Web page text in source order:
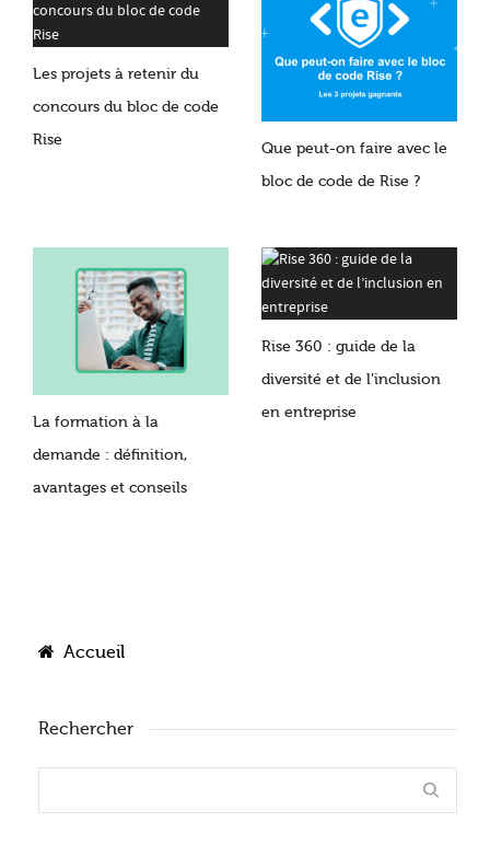
Les projets à retenir du
concours du bloc de code
Rise
Que peut-on faire avec le
bloc de code de Rise ?
La formation à la
demande : définition,
avantages et conseils
Rise 360 : guide de la
diversité et de l’inclusion
en entreprise
Accueil
Rechercher